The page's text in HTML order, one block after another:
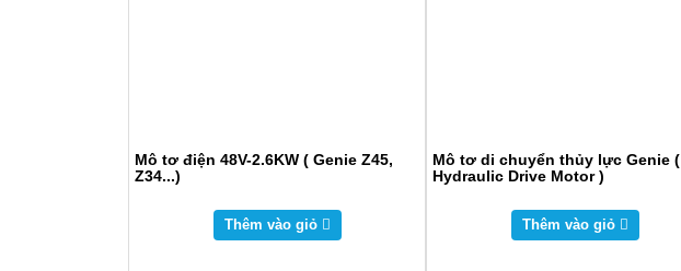
Mô tơ điện 48V-2.6KW ( Genie Z45,
Z34...)
Thêm vào giỏ
Mô tơ di chuyển thủy lực Genie (
Hydraulic Drive Motor )
Thêm vào giỏ